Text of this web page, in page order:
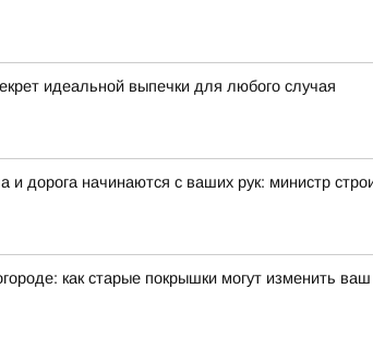
идеальной выпечки для любого случая
дорога начинаются с ваших рук: министр
как старые покрышки могут изменить ваш